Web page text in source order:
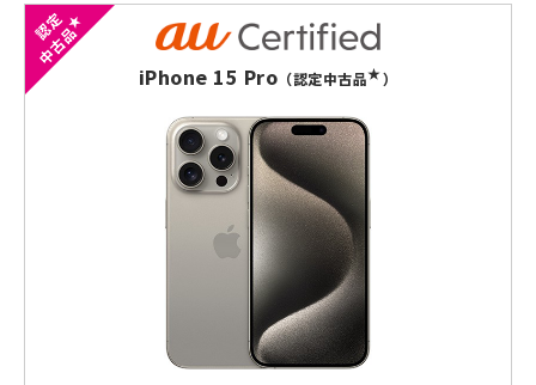
認定
中古品
★
iPhone 15 Pro （認定中古品★）